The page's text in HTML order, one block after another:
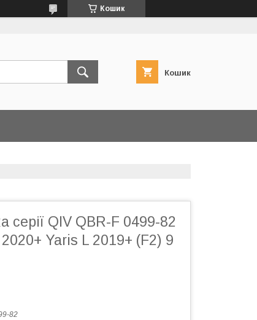
Кошик
Кошик
серії QIV QBR-F 0499-82
Yaris L 2019+ (F2) 9
82